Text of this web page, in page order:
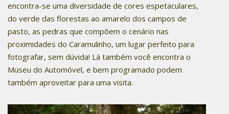
encontra-se uma diversidade de cores espetaculares,
do verde das florestas ao amarelo dos campos de
pasto, as pedras que compõem o cenário nas
proximidades do Caramulinho, um lugar perfeito para
fotografar, sem dúvida! Lá também você encontra o
Museu do Automóvel, e bem programado podem
também aproveitar para uma visita.